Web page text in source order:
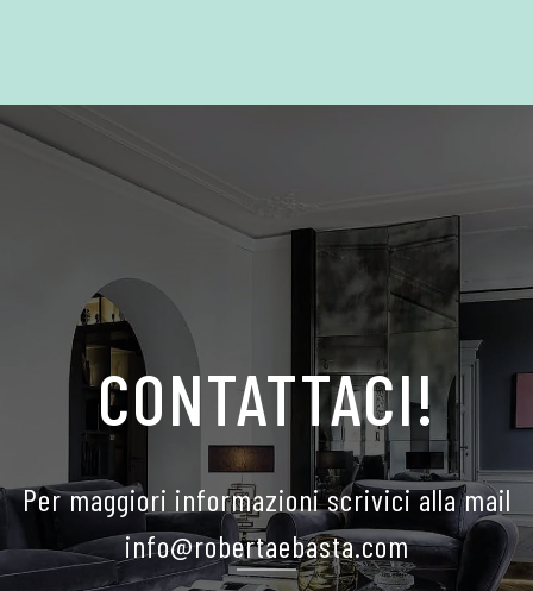
CONTATTACI!
Per maggiori informazioni scrivici alla mail
info@robertaebasta.com